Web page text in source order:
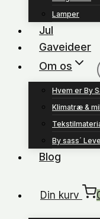
Lamper
Jul
Gaveideer
Om os
Hvem er By
Klimatræ &
By sass´
Blog
Din kurv